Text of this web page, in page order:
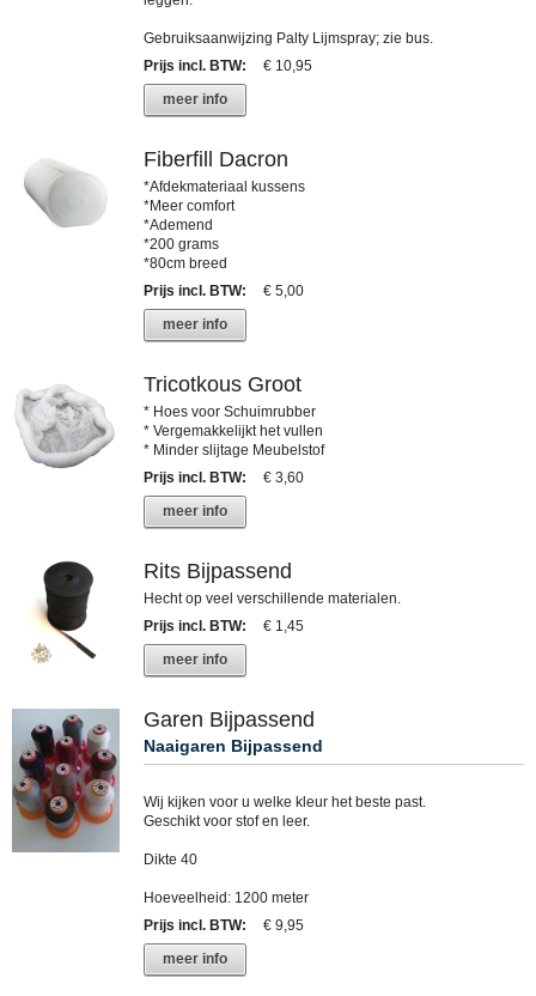
Gebruiksaanwijzing Palty Lijmspray; zie bus.
Prijs incl. BTW:
€ 10,95
meer info
Fiberfill Dacron
*Afdekmateriaal kussens
*Meer comfort
*Ademend
*200 grams
*80cm breed
Prijs incl. BTW:
€ 5,00
meer info
Tricotkous Groot
* Hoes voor Schuimrubber
* Vergemakkelijkt het vullen
* Minder slijtage Meubelstof
Prijs incl. BTW:
€ 3,60
meer info
Rits Bijpassend
Hecht op veel verschillende materialen.
Prijs incl. BTW:
€ 1,45
meer info
Garen Bijpassend
Naaigaren Bijpassend
Wij kijken voor u welke kleur het beste past.
Geschikt voor stof en leer.
Dikte 40
Hoeveelheid: 1200 meter
Prijs incl. BTW:
€ 9,95
meer info